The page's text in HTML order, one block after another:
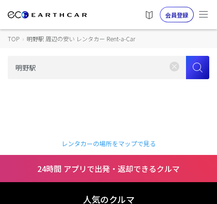
会員登録
TOP › 明野駅 周辺の安い レンタカー Rent-a-Car
レンタカーの場所をマップで見る
24時間 アプリで出発・返却できるクルマ
人気のクルマ